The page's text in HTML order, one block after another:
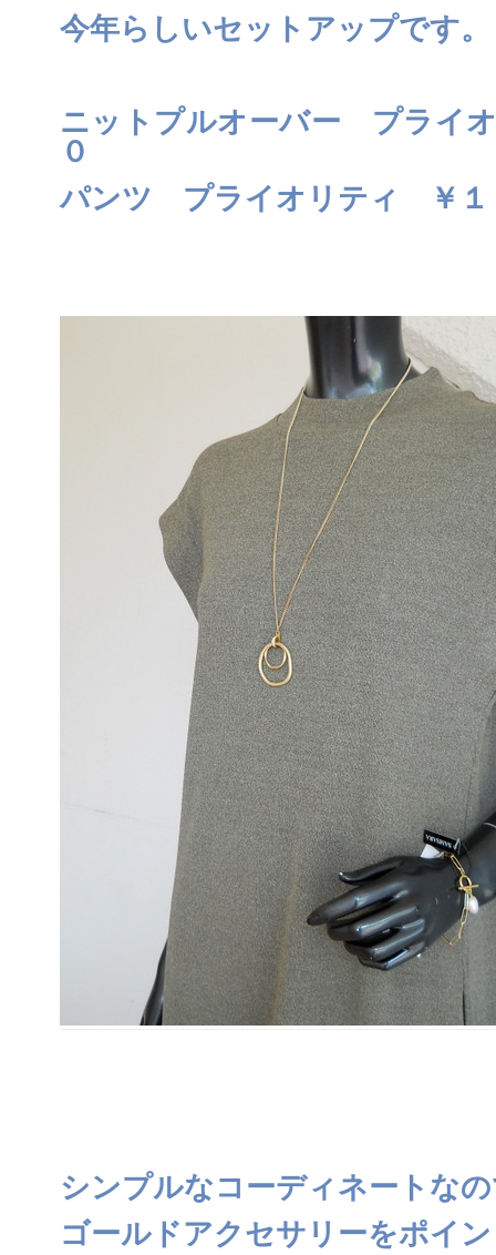
今年らしいセットアップです。
ニットプルオーバー プライ
０
パンツ プライオリティ ￥１
シンプルなコーディネートな
ゴールドアクセサリーをポイ